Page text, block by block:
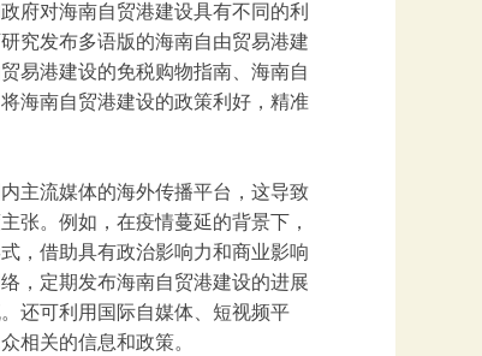
府对海南自贸港建设具有不同的利
究发布多语版的海南自由贸易港建
易港建设的免税购物指南、海南自
海南自贸港建设的政策利好，精准
主流媒体的海外传播平台，这导致
张。例如，在疫情蔓延的背景下，
，借助具有政治影响力和商业影响
，定期发布海南自贸港建设的进展
还可利用国际自媒体、短视频平
相关的信息和政策。